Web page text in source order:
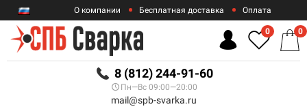
RUB
О компании Бесплатная доставка Оплата
Гарантии
8 (812) 244-91-60
Пн—Вс 09:00—20:00
mail@spb-svarka.ru
0 0